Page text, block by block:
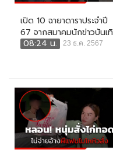
เปิด 10 ฉายาดาราประจำปี
67 จากสมาคมนักข่าวบันเ
08:24 น.
23 ธ.ค. 2567